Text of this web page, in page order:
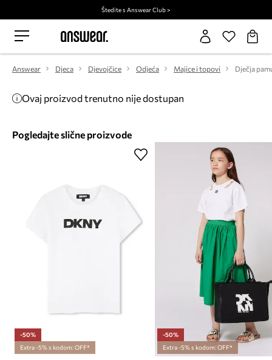
Štedite s Answear Club >
Answear Djeca Djevojčice Odjeća Majice i topovi
Ovaj proizvod trenutno nije dostupan
Pogledajte slične proizvode
-50%
Extra -5% s kodom: OFF*
-50%
Extra -5% s kodom: OFF*